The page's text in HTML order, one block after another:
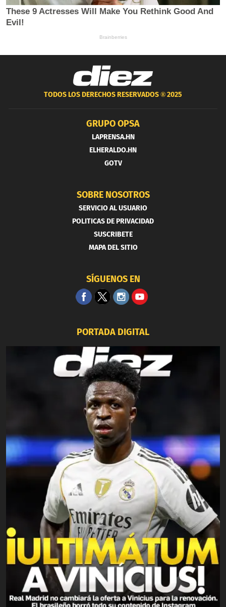
TODOS LOS DERECHOS RESERVADOS ®2025
GRUPO OPSA
LAPRENSA.HN
ELHERALDO.HN
GOTV
SOBRE NOSOTROS
SERVICIO AL USUARIO
POLITICAS DE PRIVACIDAD
SUSCRIBETE
MAPA DEL SITIO
SÍGUENOS EN
PORTADA DIGITAL